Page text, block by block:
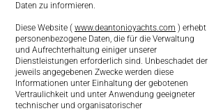
Daten zu informieren.
Diese Website ( www.deantonioyachts.com ) erhebt
personenbezogene Daten, die für die Verwaltung
und Aufrechterhaltung einiger unserer
Dienstleistungen erforderlich sind. Unbeschadet der
jeweils angegebenen Zwecke werden diese
Informationen unter Einhaltung der gebotenen
Vertraulichkeit und unter Anwendung geeigneter
technischer und organisatorischer